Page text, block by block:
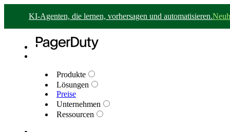
KI-Agenten, die lernen, vorhersagen und automatisieren.
Produkte
Lösungen
Preise
Unternehmen
Ressourcen